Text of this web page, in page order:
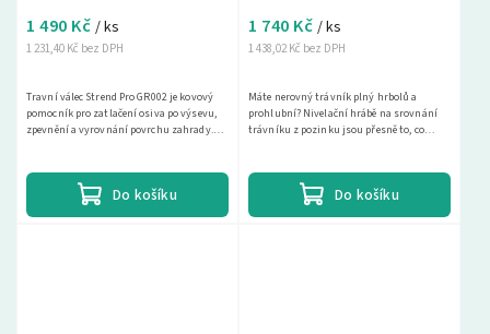
1 231,40 Kč bez DPH
1 490 Kč / ks
Do košíku
Travní válec Strend Pro GR002 je kovový
pomocník pro zatlačení osiva po výsevu,
zpevnění a vyrovnání povrchu zahrady.
1 438,02 Kč bez DPH
1 740 Kč / ks
Do košíku
Máte nerovný trávník plný hrbolů a
prohlubní? Nivelační hrábě na srovnání
trávníku z pozinku jsou přesně to, co